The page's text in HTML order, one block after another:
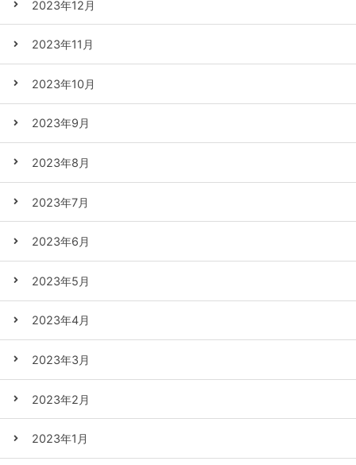
2023年12月
2023年11月
2023年10月
2023年9月
2023年8月
2023年7月
2023年6月
2023年5月
2023年4月
2023年3月
2023年2月
2023年1月